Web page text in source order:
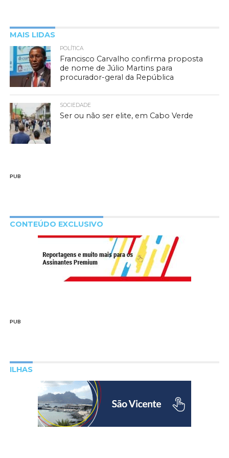
MAIS LIDAS
POLÍTICA
Francisco Carvalho confirma proposta
de nome de Júlio Martins para
procurador-geral da República
SOCIEDADE
Ser ou não ser elite, em Cabo Verde
PUB
CONTEÚDO EXCLUSIVO
PUB
ILHAS